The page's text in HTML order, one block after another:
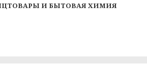
И БЫТОВАЯ ХИМИЯ